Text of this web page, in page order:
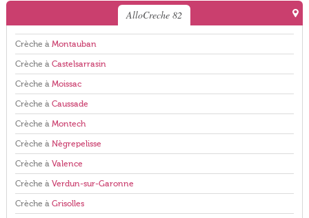
AlloCreche 82
Crèche à Montauban
Crèche à Castelsarrasin
Crèche à Moissac
Crèche à Caussade
Crèche à Montech
Crèche à Nègrepelisse
Crèche à Valence
Crèche à Verdun-sur-Garonne
Crèche à Grisolles